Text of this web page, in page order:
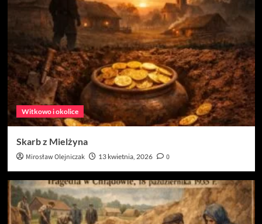
Witkowo i okolice
Skarb z Mielżyna
Mirosław Olejniczak 13 kwietnia, 2026 0